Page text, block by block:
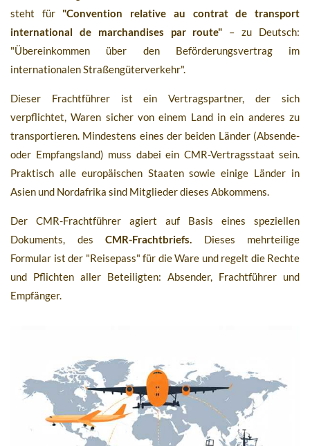
steht für "Convention relative au contrat de transport
international de marchandises par route" – zu Deutsch:
"Übereinkommen über den Beförderungsvertrag im
internationalen Straßengüterverkehr".
Dieser Frachtführer ist ein Vertragspartner, der sich
verpflichtet, Waren sicher von einem Land in ein anderes zu
transportieren. Mindestens eines der beiden Länder (Absende-
oder Empfangsland) muss dabei ein CMR-Vertragsstaat sein.
Praktisch alle europäischen Staaten sowie einige Länder in
Asien und Nordafrika sind Mitglieder dieses Abkommens.
Der CMR-Frachtführer agiert auf Basis eines speziellen
Dokuments, des CMR-Frachtbriefs. Dieses mehrteilige
Formular ist der "Reisepass" für die Ware und regelt die Rechte
und Pflichten aller Beteiligten: Absender, Frachtführer und
Empfänger.